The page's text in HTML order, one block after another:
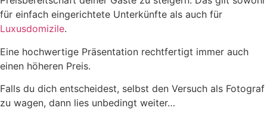
für einfach eingerichtete Unterkünfte als auch für
Luxusdomizile.
Eine hochwertige Präsentation rechtfertigt immer auch
einen höheren Preis.
Falls du dich entscheidest, selbst den Versuch als Fotograf
zu wagen, dann lies unbedingt weiter…